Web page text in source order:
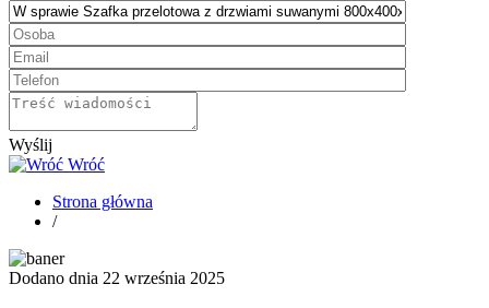
Wyślij
Wróć
Strona główna
/
Dodano dnia 22 września 2025